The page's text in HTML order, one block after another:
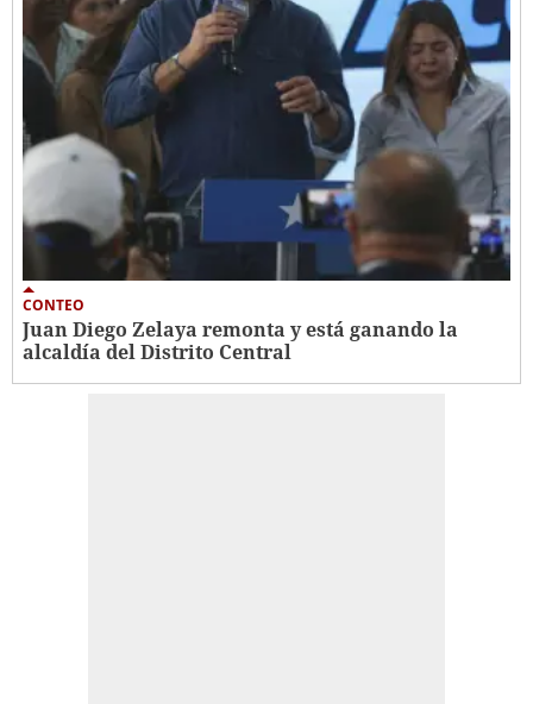
CONTEO
Juan Diego Zelaya remonta y está ganando la
alcaldía del Distrito Central